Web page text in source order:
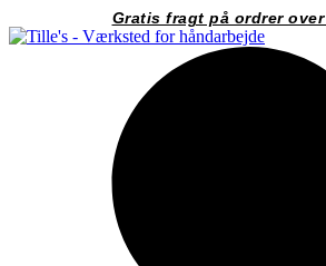
til
Gratis fragt på ordrer over